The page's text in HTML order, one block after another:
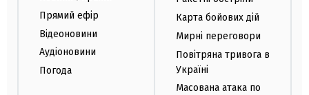
Прямий ефір
Відеоновини
Аудіоновини
Погода
Карта бойових дій
Мирні переговори
Повітряна тривога в
Україні
Масована атака по